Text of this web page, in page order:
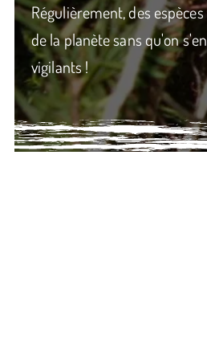
Régulièrement, des
de la planète sans qu'on
vigilants !